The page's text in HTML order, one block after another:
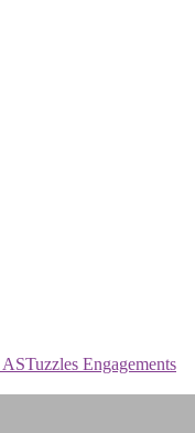
ASTuzzles Engagements